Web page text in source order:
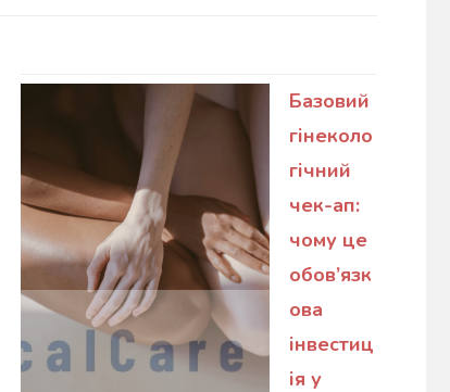
Базовий
гінеколо
гічний
чек-ап:
чому це
обов’язк
ова
інвестиц
ія у